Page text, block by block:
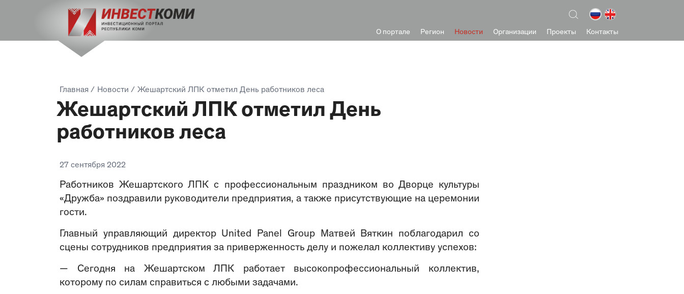
О портале Регион Новости Организации Проекты Контакты
Главная / Новости / Жешартский ЛПК отметил День работников леса
Жешартский ЛПК отметил День
работников леса
27 сентября 2022
Работников Жешартского ЛПК с профессиональным праздником во Дворце культуры
«Дружба» поздравили руководители предприятия, а также присутствующие на церемонии
гости.
Главный управляющий директор United Panel Group Матвей Вяткин поблагодарил со
сцены сотрудников предприятия за приверженность делу и пожелал коллективу успехов:
— Сегодня на Жешартском ЛПК работает высокопрофессиональный коллектив,
которому по силам справиться с любыми задачами.